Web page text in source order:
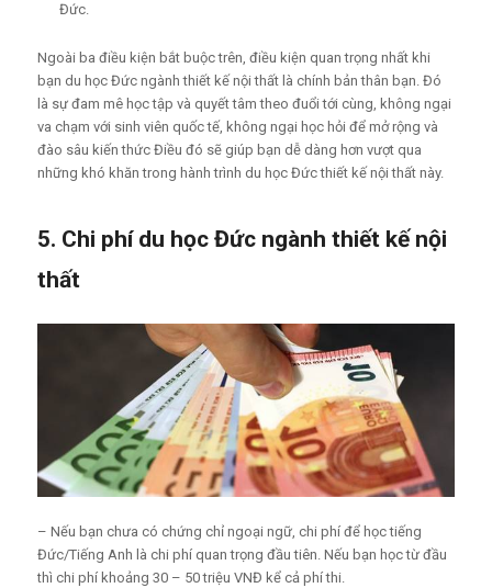
Đức.
Ngoài ba điều kiện bắt buộc trên, điều kiện quan trọng nhất khi
bạn du học Đức ngành thiết kế nội thất là chính bản thân bạn. Đó
là sự đam mê học tập và quyết tâm theo đuổi tới cùng, không ngại
va chạm với sinh viên quốc tế, không ngại học hỏi để mở rộng và
đào sâu kiến thức Điều đó sẽ giúp bạn dễ dàng hơn vượt qua
những khó khăn trong hành trình du học Đức thiết kế nội thất này.
5. Chi phí du học Đức ngành thiết kế nội
thất
– Nếu bạn chưa có chứng chỉ ngoại ngữ, chi phí để học tiếng
Đức/Tiếng Anh là chi phí quan trọng đầu tiên. Nếu bạn học từ đầu
thì chi phí khoảng 30 – 50 triệu VNĐ kể cả phí thi.